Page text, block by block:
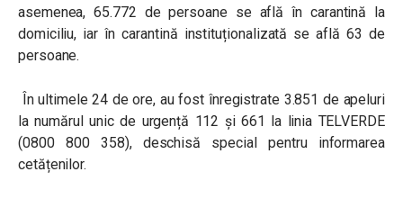
asemenea, 65.772 de persoane se află în carantină la
domiciliu, iar în carantină instituționalizată se află 63 de
persoane.
În ultimele 24 de ore, au fost înregistrate 3.851 de apeluri
la numărul unic de urgență 112 și 661 la linia TELVERDE
(0800 800 358), deschisă special pentru informarea
cetățenilor.